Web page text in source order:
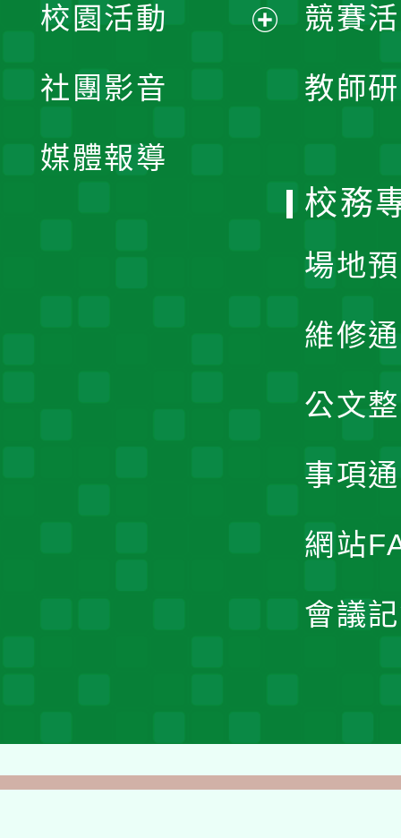
競賽
教師
開
校園活動
社團影音
媒體報導
校務
場地
維修
公文
事項
網站
會議